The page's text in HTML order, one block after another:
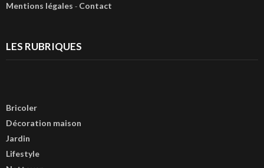
Mentions légales - Contact
LES RUBRIQUES
Bricoler
Décoration maison
Jardin
Lifestyle